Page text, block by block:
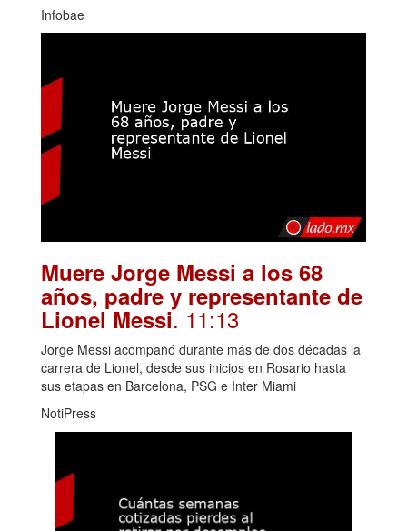
Infobae
Muere Jorge Messi a los 68
años, padre y representante de
Lionel Messi. 11:13
Jorge Messi acompañó durante más de dos décadas la
carrera de Lionel, desde sus inicios en Rosario hasta
sus etapas en Barcelona, PSG e Inter Miami
NotiPress